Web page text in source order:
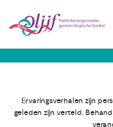
Lotgenoten
schaamlipkanker
Ervaringsverhalen zijn
geleden zijn verteld.